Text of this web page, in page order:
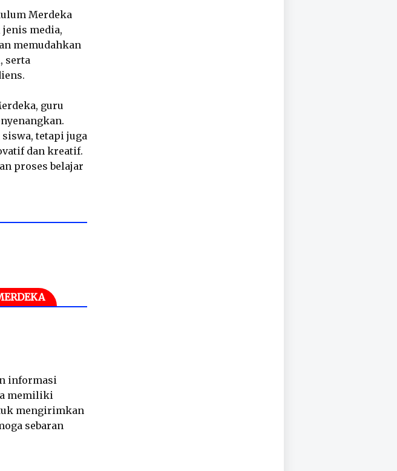
Merdeka
media,
memudahkan
serta
guru
tetapi juga
dan kreatif.
proses belajar
informasi
memiliki
mengirimkan
sebaran